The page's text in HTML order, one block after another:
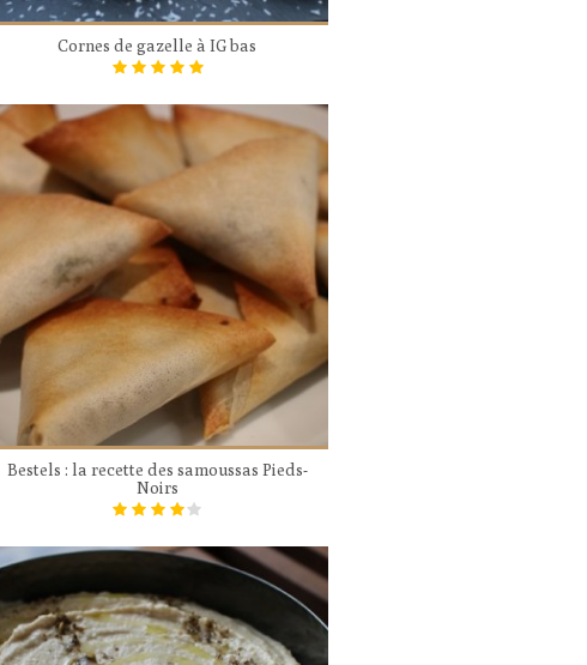
Cornes de gazelle à IG bas
Bestels : la recette des samoussas Pieds-
Noirs